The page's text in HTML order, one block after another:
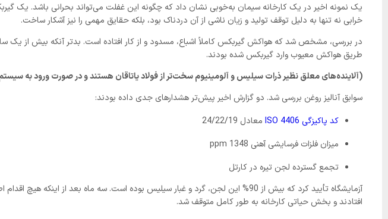
یک نمونه اخیر در یک کارخانه سیمان به‌خوبی نشان داد که چگونه این غفلت می‌تواند بحرانی باشد. یک
خرابی نه تنها به دلیل توقف تولید و زیان ناشی از آن دردناک بود، بلکه حقایق مهمی را نیز آشکار ساخت.
در بررسی، مشخص شد که هواکش گیربکس کاملاً اشباع، مسدود و از کار افتاده است. بدتر آنکه بیش از یک
طریق هواکش معیوب وارد گیربکس شده بودند.
(آلاینده‌های معلق نظیر ذرات سیلیس و آلومینیوم سخت‌تر از فولاد یاتاقان هستند و در صورت ورود به
سوابق آنالیز روغن بررسی شد. دو گزارش اخیر پیش‌تر هشدارهای جدی داده بودند:
کد پاکیزگی ISO 4406
معادل 24/22/19
میزان فلزات فرسایشی آهنی 1348 ppm
تجمع گسترده لجن تیره در کارتل
افتادند و بخش حیاتی کارخانه به طور کامل متوقف شد.